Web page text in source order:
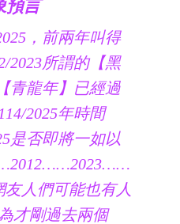
預言
，前兩年叫得
2023所謂的【黑
青龍年】已經過
2025年時間
是否即將一如以
人們可能也有人
才剛過去兩個